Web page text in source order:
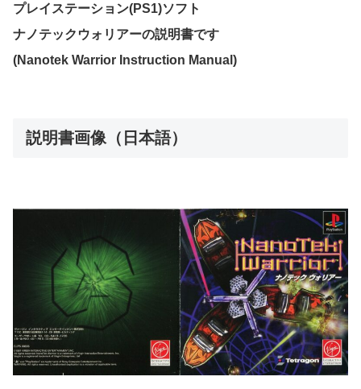
プレイステーション(PS1)ソフト
ナノテックウォリアーの説明書です
(Nanotek Warrior Instruction Manual)
説明書画像（日本語）